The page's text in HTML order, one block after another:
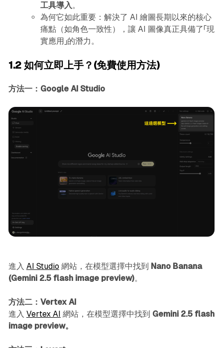
工具導入。
為何它如此重要：解決了 AI 繪圖長期以來的核心
痛點（如角色一致性），讓 AI 圖像真正具備了「現
實應用」的潛力。
1.2 如何立即上手？(免費使用方法)
方法一：Google AI Studio
進入 AI Studio 網站，在模型選擇中找到 Nano Banana
(Gemini 2.5 flash image preview)。
方法二：Vertex AI
進入 Vertex AI 網站，在模型選擇中找到 Gemini 2.5 flash
image preview。